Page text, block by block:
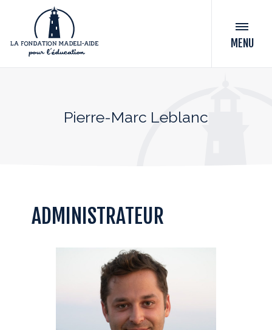
MENU
Pierre-Marc Leblanc
ADMINISTRATEUR